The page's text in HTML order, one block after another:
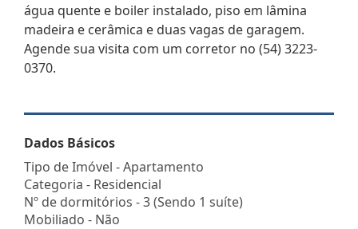
água quente e boiler instalado, piso em lâmina
madeira e cerâmica e duas vagas de garagem.
Agende sua visita com um corretor no (54) 3223-
0370.
Dados Básicos
Tipo de Imóvel - Apartamento
Categoria - Residencial
Nº de dormitórios - 3 (Sendo 1 suíte)
Mobiliado - Não